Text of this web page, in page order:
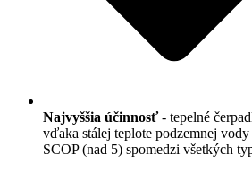
Najvyššia účinnosť- tepelné
vďaka stálej teplote podzemnej
SCOP (nad 5) spomedzi všetkých